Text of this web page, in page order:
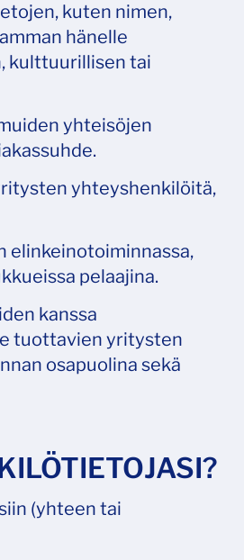
kuten nimen,
hänelle
kulttuurillisen tai
yhteisöjen
yhteyshenkilöitä,
elinkeinotoiminnassa,
pelaajina.
kanssa
tuottavien yritysten
osapuolina sekä
(yhteen tai